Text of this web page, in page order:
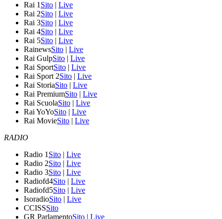
Rai 1 Sito | Live
Rai 2Sito | Live
Rai 3Sito | Live
Rai 4Sito | Live
Rai 5Sito | Live
RainewsSito | Live
Rai GulpSito | Live
Rai SportSito | Live
Rai Sport 2Sito | Live
Rai StoriaSito | Live
Rai PremiumSito | Live
Rai ScuolaSito | Live
Rai YoYoSito | Live
Rai MovieSito | Live
RADIO
Radio 1 Sito | Live
Radio 2Sito | Live
Radio 3Sito | Live
Radiofd4Sito | Live
Radiofd5Sito | Live
IsoradioSito | Live
CCISSSito
GR ParlamentoSito | Live